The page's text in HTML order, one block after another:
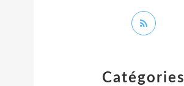
Catégories